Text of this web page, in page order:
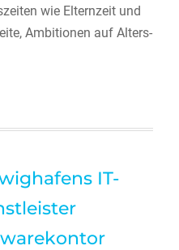
wie Elternzeit und
Ambitionen auf Alters-
IT-